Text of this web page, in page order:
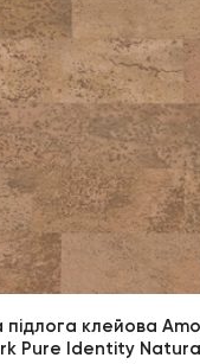
підлога клейова
Pure Identity Natural